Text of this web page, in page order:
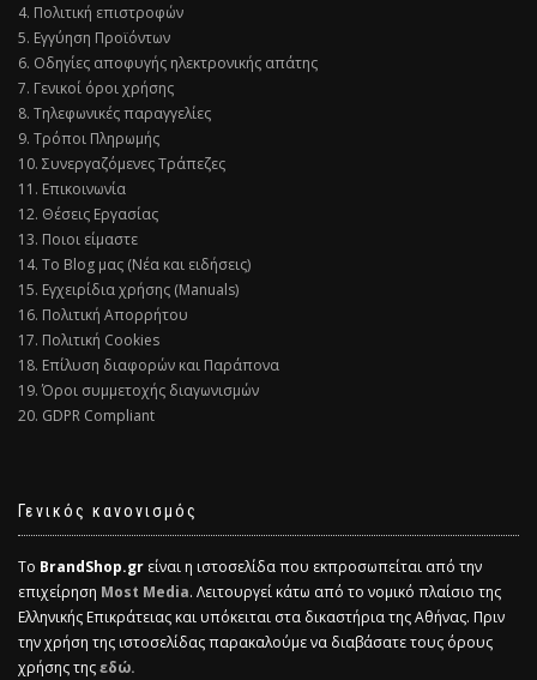
4. Πολιτική επιστροφών
5. Εγγύηση Προϊόντων
6. Οδηγίες αποφυγής ηλεκτρονικής απάτης
7. Γενικοί όροι χρήσης
8. Τηλεφωνικές παραγγελίες
9. Τρόποι Πληρωμής
10. Συνεργαζόμενες Τράπεζες
11. Επικοινωνία
12. Θέσεις Εργασίας
13. Ποιοι είμαστε
14. Το Blog μας (Νέα και ειδήσεις)
15. Εγχειρίδια χρήσης (Manuals)
16. Πολιτική Απορρήτου
17. Πολιτική Cookies
18. Επίλυση διαφορών και Παράπονα
19. Όροι συμμετοχής διαγωνισμών
20. GDPR Compliant
Γενικός κανονισμός
Το BrandShop.gr είναι η ιστοσελίδα που εκπροσωπείται από την
επιχείρηση Most Media. Λειτουργεί κάτω από το νομικό πλαίσιο της
Ελληνικής Επικράτειας και υπόκειται στα δικαστήρια της Αθήνας. Πριν
την χρήση της ιστοσελίδας παρακαλούμε να διαβάσατε τους όρους
χρήσης τηςεδώ.